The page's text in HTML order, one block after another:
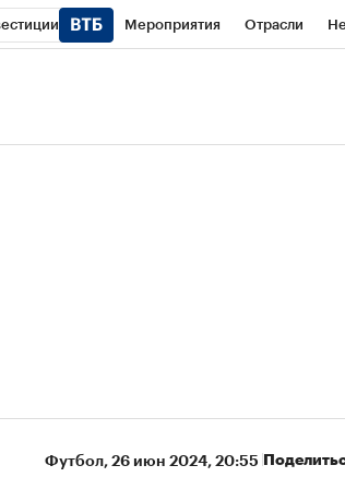
Мероприятия Отрасли
Футбол⁠, 26 июн 2024, 20:55